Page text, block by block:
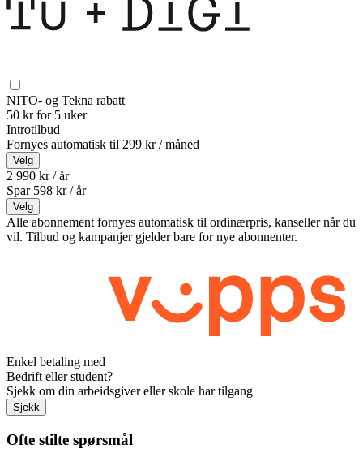
NITO- og Tekna rabatt
50 kr for 5 uker
Introtilbud
Fornyes automatisk til 299 kr / måned
Velg
2 990 kr / år
Spar 598 kr /år
Velg
Alle abonnement fornyes automatisk til ordinærpris, kanseller når du
vil. Tilbud og kampanjer gjelder bare for nye abonnenter.
Enkel betaling med
Bedrift eller student?
Sjekk om din arbeidsgiver eller skole har tilgang
Sjekk
Ofte stilte spørsmål